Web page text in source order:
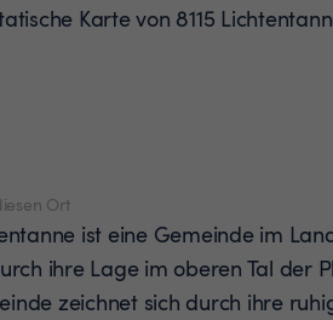
Ort
ist eine Gemeinde im
ihre Lage im oberen Tal der
zeichnet sich durch ihre